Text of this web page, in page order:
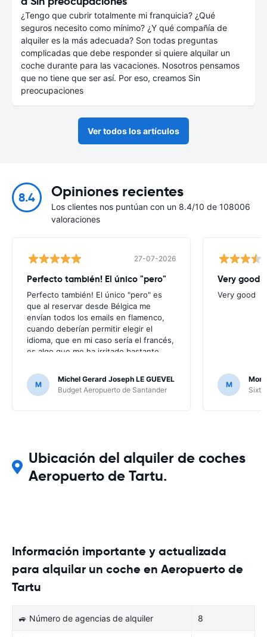
¿Tengo que cubrir totalmente mi franquicia? ¿Qué
seguros necesito como mínimo? ¿Y qué compañía de
alquiler es la más adecuada? Son todas preguntas
complicadas que debe responder si quiere alquilar un
coche durante para las vacaciones. Nosotros pensamos
que no tiene que ser así. Por eso, creamos Sin
preocupaciones
Ver todos los artículos
8.4 Opiniones recientes
Los clientes nos puntúan con un 8.4/10 de 108006
valoraciones
27-07-2026
Perfecto también! El único "pero"
Perfecto también! El único "pero" es
que al reservar desde Bélgica me
envían todos los emails en flamenco,
cuando deberían permitir elegir el
idioma, que en mi caso sería el francés,
es algo que me ha irritado bastante
mensajes que me enviaban; por suerte
no ha hecho falta, al no haber ningún
problema, pero en caso contrario...
M
Michel Gerard Joseph LE GUEVEL
Budget Aeropuerto de Santander
Very good
Very good
M
Sixt
Ubicación del alquiler de coches
Aeropuerto de Tartu.
Información importante y actualizada
para alquilar un coche en Aeropuerto de
Tartu
🚙 Número de agencias de alquiler 8